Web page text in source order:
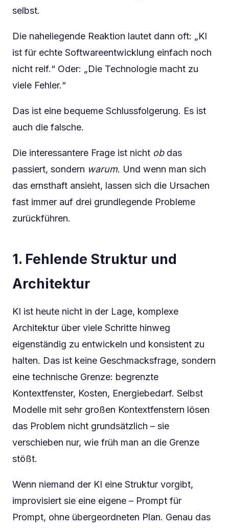
selbst.
Die naheliegende Reaktion lautet dann oft: „KI
ist für echte Softwareentwicklung einfach noch
nicht reif.“ Oder: „Die Technologie macht zu
viele Fehler.“
Das ist eine bequeme Schlussfolgerung. Es ist
auch die falsche.
Die interessantere Frage ist nicht obdas
passiert, sondern warum. Und wenn man sich
das ernsthaft ansieht, lassen sich die Ursachen
fast immer auf drei grundlegende Probleme
zurückführen.
1. Fehlende Struktur und
Architektur
KI ist heute nicht in der Lage, komplexe
Architektur über viele Schritte hinweg
eigenständig zu entwickeln und konsistent zu
halten. Das ist keine Geschmacksfrage, sondern
eine technische Grenze: begrenzte
Kontextfenster, Kosten, Energiebedarf. Selbst
Modelle mit sehr großen Kontextfenstern lösen
das Problem nicht grundsätzlich – sie
verschieben nur, wie früh man an die Grenze
stößt.
Wenn niemand der KI eine Struktur vorgibt,
improvisiert sie eine eigene – Prompt für
Prompt, ohne übergeordneten Plan. Genau das